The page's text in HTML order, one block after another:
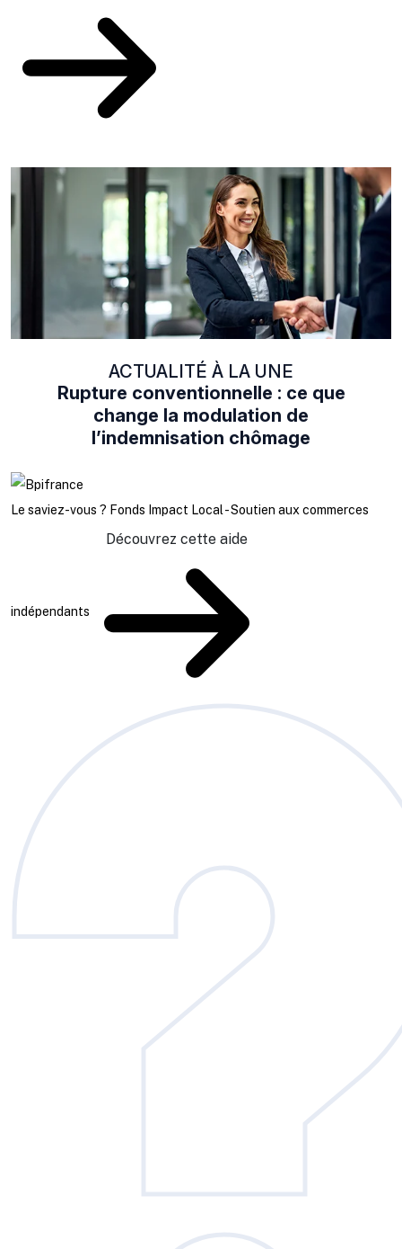
ACTUALITÉ À LA UNE
Rupture conventionnelle : ce que
change la modulation de
l’indemnisation chômage
Le saviez-vous ? Fonds Impact Local - Soutien aux commerces
indépendants
Découvrez cette aide